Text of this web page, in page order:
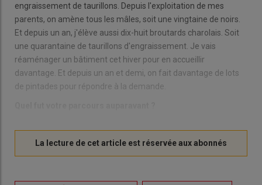
engraissement de taurillons. Depuis l'exploitation de mes
parents, on amène tous les mâles, soit une vingtaine de noirs.
Et depuis un an, j'élève aussi dix-huit broutards charolais. Soit
une quarantaine de taurillons d'engraissement. Je vais
réaménager un bâtiment cet hiver pour en accueillir
davantage. Et depuis un an et demi, on fait davantage de lots
de pintades pour répondre à la demande.